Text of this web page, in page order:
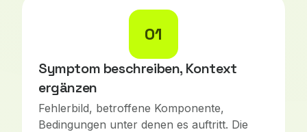
01
Symptom beschreiben, Kontext
ergänzen
Fehlerbild, betroffene Komponente,
Bedingungen unter denen es auftritt. Die